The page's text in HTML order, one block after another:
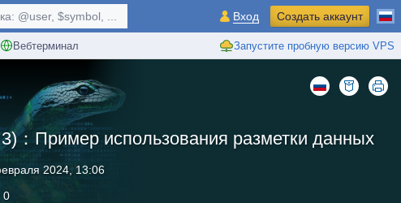
Вебтерминал Запустите пробную версию VPS
@user, $symbol, ... Вход Создать аккаунт
：Пример использования разметки данных
2024, 13:06
0